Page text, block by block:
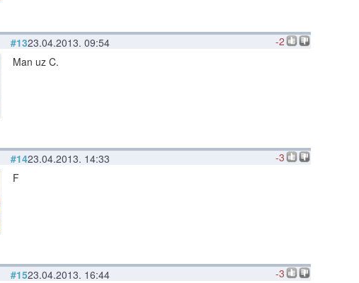
-2
#1323.04.2013. 09:54
Man uz C.
-3
#1423.04.2013. 14:33
F
-3
#1523.04.2013. 16:44